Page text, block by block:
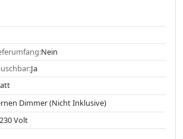
Nein
Ja
Dimmer (Nicht Inklusive)
230 Volt